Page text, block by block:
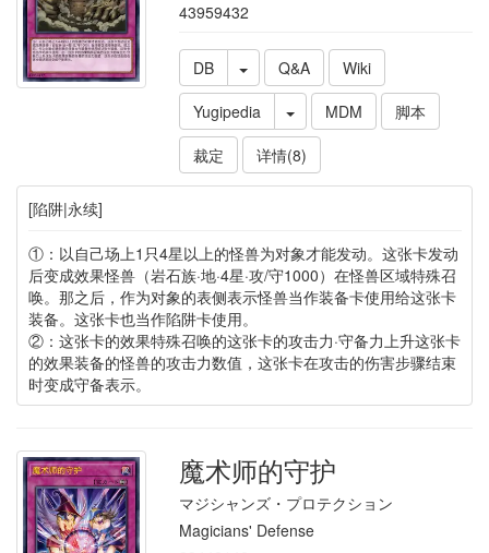
43959432
DB Q&A
Wiki
Yugipedia
MDM
脚本
裁定
详情(8)
[陷阱|永续]
①：以自己场上1只4星以上的怪兽为对象才能发动。这张卡发动
后变成效果怪兽（岩石族·地·4星·攻/守1000）在怪兽区域特殊召
唤。那之后，作为对象的表侧表示怪兽当作装备卡使用给这张卡
装备。这张卡也当作陷阱卡使用。
②：这张卡的效果特殊召唤的这张卡的攻击力·守备力上升这张卡
的效果装备的怪兽的攻击力数值，这张卡在攻击的伤害步骤结束
时变成守备表示。
魔术师的守护
マジシャンズ・プロテクション
Magicians' Defense